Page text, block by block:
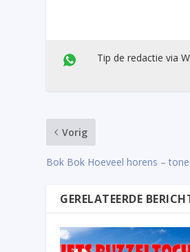
Tip de redactie via
Vorig
Bok Bok Hoeveel horens –
GERELATEERDE